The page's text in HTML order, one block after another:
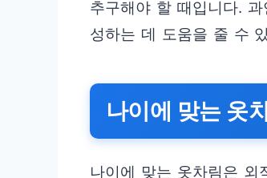
추구해야 할 때입니다.
성하는 데 도움을 줄 수
나이에 맞는 옷
나이에 맞는 옷차림은 외